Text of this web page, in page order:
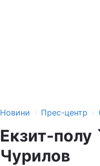
Новини › Прес-центр ›
Екзит-полу
Чурилов